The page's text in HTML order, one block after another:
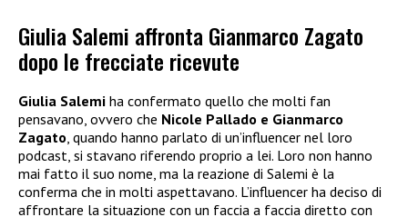
Giulia Salemi affronta Gianmarco Zagato
dopo le frecciate ricevute
Giulia Salemi ha confermato quello che molti fan
pensavano, ovvero che Nicole Pallado e Gianmarco
Zagato, quando hanno parlato di un’influencer nel loro
podcast, si stavano riferendo proprio a lei. Loro non hanno
mai fatto il suo nome, ma la reazione di Salemi è la
conferma che in molti aspettavano. L’influencer ha deciso di
affrontare la situazione con un faccia a faccia diretto con